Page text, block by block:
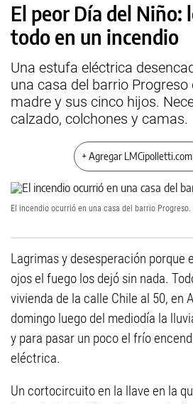
El peor Día del Niño:
todo en un incendio
Una estufa eléctrica
una casa del barrio Progreso
madre y sus cinco hijos.
calzado, colchones y camas.
+ Agregar
El incendio ocurrió en una casa del barrio Progreso.
Lagrimas y desesperación porque
ojos el fuego los dejó sin nada.
vivienda de la calle Chile al 50, en
domingo luego del mediodía la
y para pasar un poco el frío
eléctrica.
Un cortocircuito en la llave en la